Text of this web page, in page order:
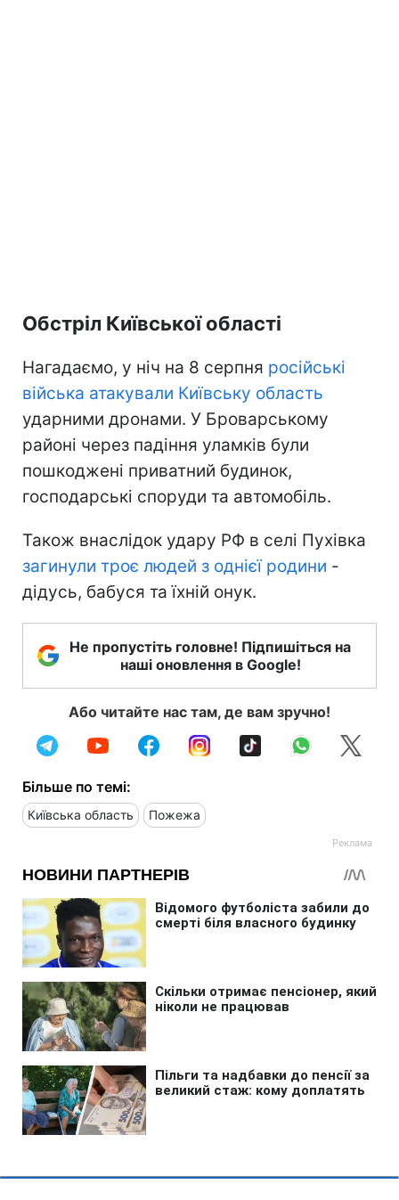
Обстріл Київської області
Нагадаємо, у ніч на 8 серпня російські
війська атакували Київську область
ударними дронами. У Броварському
районі через падіння уламків були
пошкоджені приватний будинок,
господарські споруди та автомобіль.
Також внаслідок удару РФ в селі Пухівка
загинули троє людей з однієї родини -
дідусь, бабуся та їхній онук.
Не пропустіть головне! Підпишіться на
наші оновлення в Google!
Або читайте нас там, де вам зручно!
Більше по темі:
Київська область Пожежа